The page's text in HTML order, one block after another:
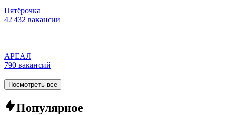
Пятёрочка
42 432 вакансии
АРЕАЛ
790 вакансий
Посмотреть все
Популярное